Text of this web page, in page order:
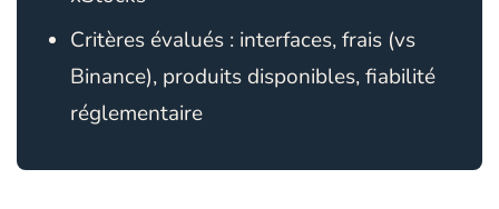
Critères évalués : interfaces, frais (vs
Binance), produits disponibles, fiabilité
réglementaire